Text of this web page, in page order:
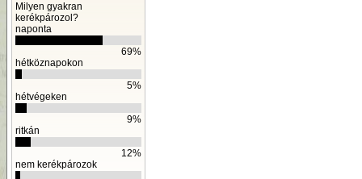
Milyen gyakran
kerékpározol?
naponta
69%
hétköznapokon
5%
hétvégeken
9%
ritkán
12%
nem kerékpározok